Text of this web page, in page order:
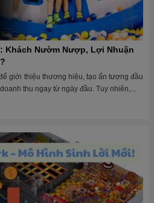
Khách Nườm Nượp, Lợi Nhuận
giới thiệu thương hiệu, tạo ấn tượng đầu
thu ngay từ ngày đầu. Tuy nhiên,...